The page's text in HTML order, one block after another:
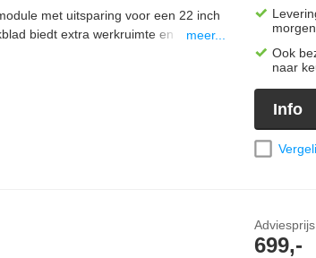
met uitsparing voor een 22 inch
biedt extra werkruimte en is meer...
Ook
naar
Info
Adviesprijs
699,-